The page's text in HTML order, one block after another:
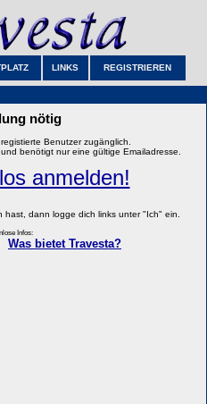
LINKS REGISTRIEREN
nötig
Benutzer zugänglich.
benötigt nur eine gültige Emailadresse.
anmelden!
dann logge dich links unter "Ich" ein.
Infos:
Was bietet Travesta?